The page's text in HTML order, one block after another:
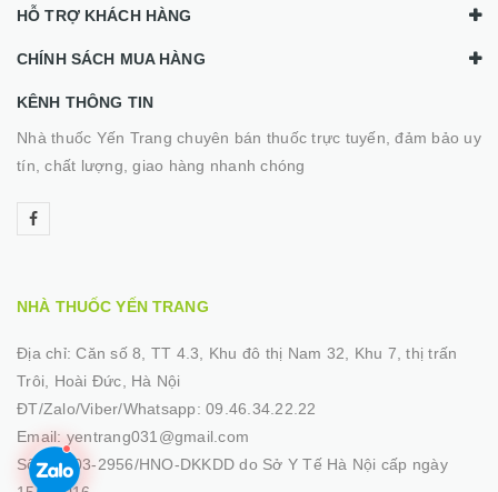
HỖ TRỢ KHÁCH HÀNG
CHÍNH SÁCH MUA HÀNG
KÊNH THÔNG TIN
Nhà thuốc Yến Trang chuyên bán thuốc trực tuyến, đảm bảo uy
tín, chất lượng, giao hàng nhanh chóng
NHÀ THUỐC YẾN TRANG
Địa chỉ:Căn số 8, TT 4.3, Khu đô thị Nam 32, Khu 7, thị trấn
Trôi, Hoài Đức, Hà Nội
ĐT/Zalo/Viber/Whatsapp: 09.46.34.22.22
Email: yentrang031@gmail.com
Số GP:03-2956/HNO-DKKDD do Sở Y Tế Hà Nội cấp ngày